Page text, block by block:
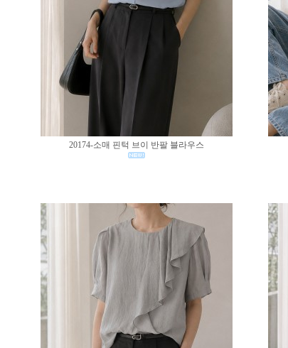
20174-소매 핀턱 브이 반팔 블라우스